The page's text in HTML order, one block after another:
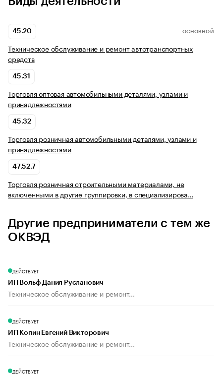
45.20 ОСНОВНОЙ
Техническое обслуживание и ремонт автотранспортных
средств
45.31
Торговля оптовая автомобильными деталями, узлами и
принадлежностями
45.32
Торговля розничная автомобильными деталями, узлами и
принадлежностями
47.52.7
Торговля розничная строительными материалами, не
включенными в другие группировки, в специализирова…
Другие предприниматели с тем же
ОКВЭД
ДЕЙСТВУЕТ
ИП Вольф Данил Русланович
Техническое обслуживание и ремонт...
ДЕЙСТВУЕТ
ИП Копин Евгений Викторович
Техническое обслуживание и ремонт...
ДЕЙСТВУЕТ